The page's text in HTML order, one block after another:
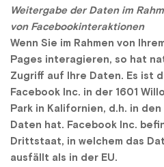
Weitergabe der Daten im
von Facebookinteraktionen
Wenn Sie im Rahmen von
Pages interagieren, so hat
Zugriff auf Ihre Daten. Es ist
Facebook Inc. in der 1601
Park in Kalifornien, d.h. in
Daten hat. Facebook Inc.
Drittstaat, in welchem das
ausfällt als in der EU.